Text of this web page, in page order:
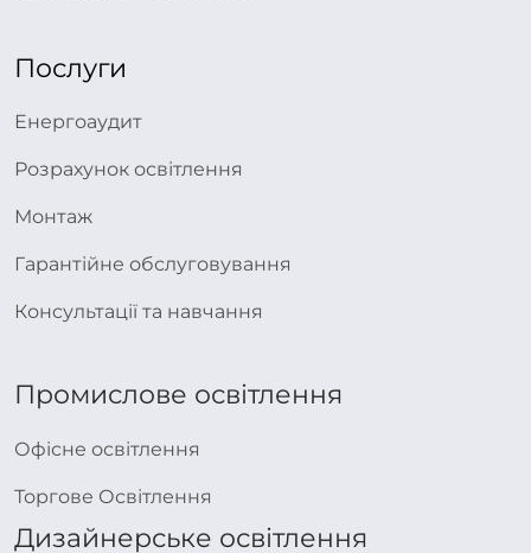
Послуги
Енергоаудит
Розрахунок освітлення
Монтаж
Гарантійне обслуговування
Консультації та навчання
Промислове освітлення
Офісне освітлення
Торгове Освітлення
Дизайнерське освітлення